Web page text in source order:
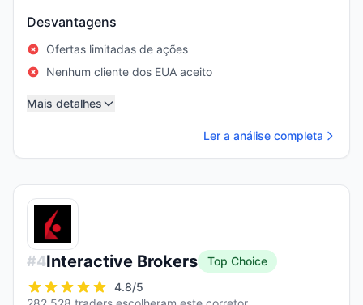
Desvantagens
Ofertas limitadas de ações
Nenhum cliente dos EUA aceito
Mais detalhes
Ler a análise completa
#4Interactive Brokers
Top Choice
4.8/5